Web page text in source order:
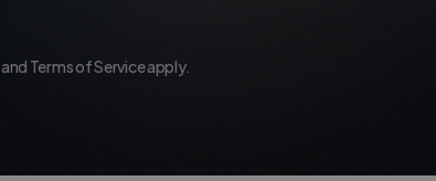
and Terms of Serviceapply.